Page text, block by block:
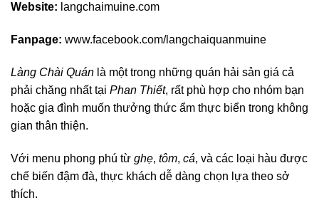
Website: langchaimuine.com
Fanpage: www.facebook.com/langchaiquanmuine
Làng Chài Quán là một trong những quán hải sản giá cả
phải chăng nhất tại Phan Thiết, rất phù hợp cho nhóm bạn
hoặc gia đình muốn thưởng thức ẩm thực biển trong không
gian thân thiện.
Với menu phong phú từ ghẹ, tôm, cá, và các loại hàu được
chế biến đậm đà, thực khách dễ dàng chọn lựa theo sở
thích.